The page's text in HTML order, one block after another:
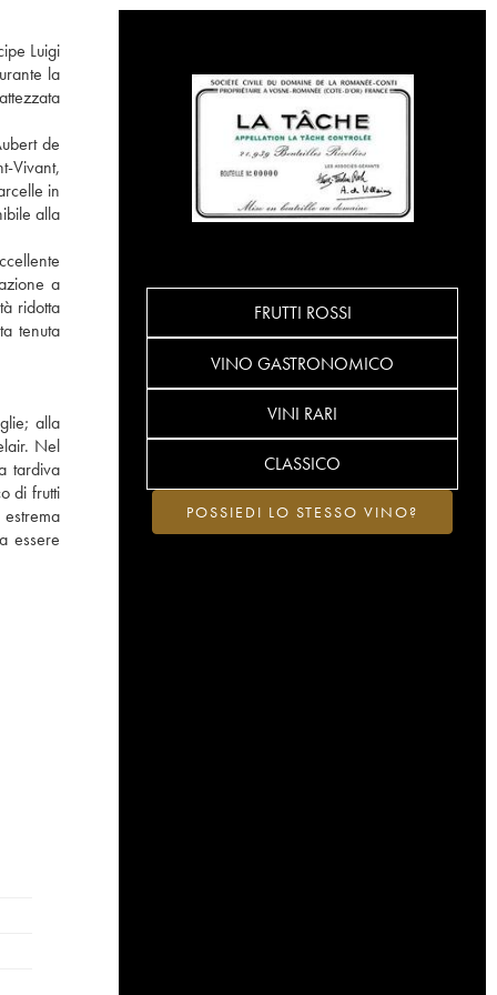
Luigi
la
de
Vivant,
in
alla
a
ridotta
tenuta
alla
Nel
tardiva
di frutti
essere
FRUTTI ROSSI
VINO GASTRONOMICO
VINI RARI
CLASSICO
POSSIEDI LO STESSO VINO?